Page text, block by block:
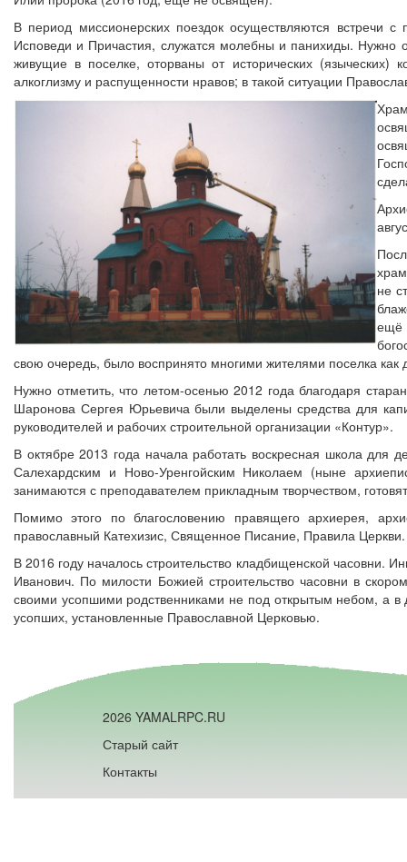
В период миссионерских поездок осуществляются встречи
Исповеди и Причастия, служатся молебны и панихиды. Нужно
живущие в поселке, оторваны от исторических (языческих)
алкоглизму и распущенности нравов; в такой ситуации
не
ещё
свою очередь, было воспринято многими жителями поселка
Нужно отметить, что летом-осенью 2012 года благодаря
Шаронова Сергея Юрьевича были выделены средства для
руководителей и рабочих строительной организации «Контур».
В октябре 2013 года начала работать воскресная школа
Салехардским и Ново-Уренгойским Николаем (ныне
занимаются с преподавателем прикладным творчеством,
Помимо этого по благословению правящего архиерея,
православный Катехизис, Священное Писание, Правила Церкви.
В 2016 году началось строительство кладбищенской часовни.
Иванович. По милости Божией строительство часовни в
своими усопшими родственниками не под открытым небом, а
усопших, установленные Православной Церковью.
2026 YAMALRPC.RU
Старый сайт
Контакты